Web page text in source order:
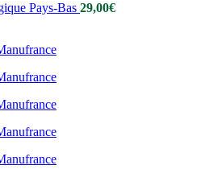
Pays-Bas 29,00€